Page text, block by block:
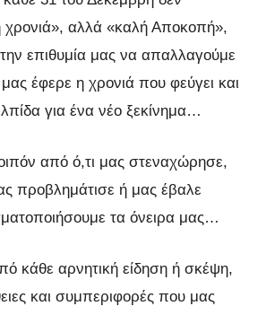
χρονιά», αλλά «καλή Αποκοπή»,
επιθυμία μας να απαλλαγούμε
έφερε η χρονιά που φεύγει και
για ένα νέο ξεκίνημα…
από ό,τι μας στεναχώρησε,
προβλημάτισε ή μας έβαλε
τα όνειρα μας…
κάθε αρνητική είδηση ή σκέψη,
και συμπεριφορές που μας